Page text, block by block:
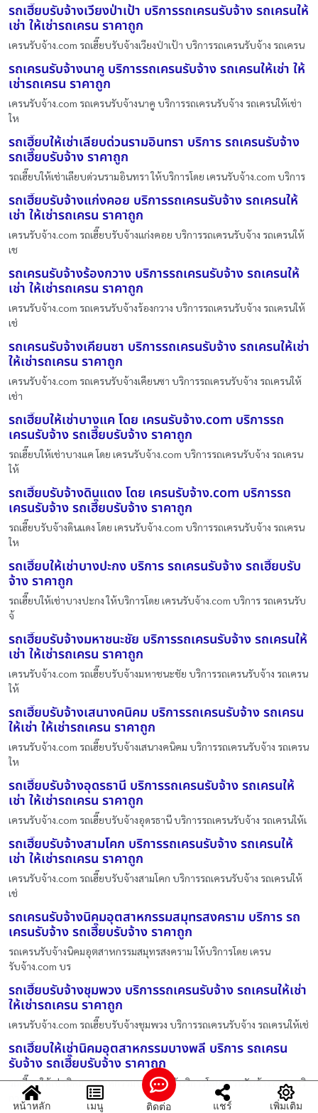
รถเฮี๊ยบรับจ้างเวียงป่าเป้า บริการรถเครนรับจ้าง รถเครนให้
เช่า ให้เช่ารถเครน ราคาถูก
เครนรับจ้าง.com รถเฮี๊ยบรับจ้างเวียงป่าเป้า บริการรถเครนรับจ้าง รถเครน
รถเครนรับจ้างนาคู บริการรถเครนรับจ้าง รถเครนให้เช่า ให้
เช่ารถเครน ราคาถูก
เครนรับจ้าง.com รถเครนรับจ้างนาคู บริการรถเครนรับจ้าง รถเครนให้เช่า
ให
รถเฮี๊ยบให้เช่าเลียบด่วนรามอินทรา บริการ รถเครนรับจ้าง
รถเฮี๊ยบรับจ้าง ราคาถูก
รถเฮี๊ยบให้เช่าเลียบด่วนรามอินทรา ให้บริการโดย เครนรับจ้าง.com บริการ
รถเฮี๊ยบรับจ้างแก่งคอย บริการรถเครนรับจ้าง รถเครนให้
เช่า ให้เช่ารถเครน ราคาถูก
เครนรับจ้าง.com รถเฮี๊ยบรับจ้างแก่งคอย บริการรถเครนรับจ้าง รถเครนให้
เช
รถเครนรับจ้างร้องกวาง บริการรถเครนรับจ้าง รถเครนให้
เช่า ให้เช่ารถเครน ราคาถูก
เครนรับจ้าง.com รถเครนรับจ้างร้องกวาง บริการรถเครนรับจ้าง รถเครนให้
เช่
รถเครนรับจ้างเคียนซา บริการรถเครนรับจ้าง รถเครนให้เช่า
ให้เช่ารถเครน ราคาถูก
เครนรับจ้าง.com รถเครนรับจ้างเคียนซา บริการรถเครนรับจ้าง รถเครนให้
เช่า
รถเฮี๊ยบให้เช่าบางแค โดย เครนรับจ้าง.com บริการรถ
เครนรับจ้าง รถเฮี๊ยบรับจ้าง ราคาถูก
รถเฮี๊ยบให้เช่าบางแค โดย เครนรับจ้าง.com บริการรถเครนรับจ้าง รถเครน
ให้
รถเฮี๊ยบรับจ้างดินแดง โดย เครนรับจ้าง.com บริการรถ
เครนรับจ้าง รถเฮี๊ยบรับจ้าง ราคาถูก
รถเฮี๊ยบรับจ้างดินแดง โดย เครนรับจ้าง.com บริการรถเครนรับจ้าง รถเครน
ให
รถเฮี๊ยบให้เช่าบางปะกง บริการ รถเครนรับจ้าง รถเฮี๊ยบรับ
จ้าง ราคาถูก
รถเฮี๊ยบให้เช่าบางปะกง ให้บริการโดย เครนรับจ้าง.com บริการ รถเครนรับ
จ้
รถเฮี๊ยบรับจ้างมหาชนะชัย บริการรถเครนรับจ้าง รถเครนให้
เช่า ให้เช่ารถเครน ราคาถูก
เครนรับจ้าง.com รถเฮี๊ยบรับจ้างมหาชนะชัย บริการรถเครนรับจ้าง รถเครน
ให้
รถเฮี๊ยบรับจ้างเสนางคนิคม บริการรถเครนรับจ้าง รถเครน
ให้เช่า ให้เช่ารถเครน ราคาถูก
เครนรับจ้าง.com รถเฮี๊ยบรับจ้างเสนางคนิคม บริการรถเครนรับจ้าง รถเครน
ให
รถเฮี๊ยบรับจ้างอุดรธานี บริการรถเครนรับจ้าง รถเครนให้
เช่า ให้เช่ารถเครน ราคาถูก
เครนรับจ้าง.com รถเฮี๊ยบรับจ้างอุดรธานี บริการรถเครนรับจ้าง รถเครนให้เ
รถเฮี๊ยบรับจ้างสามโคก บริการรถเครนรับจ้าง รถเครนให้
เช่า ให้เช่ารถเครน ราคาถูก
เครนรับจ้าง.com รถเฮี๊ยบรับจ้างสามโคก บริการรถเครนรับจ้าง รถเครนให้
เช่
รถเครนรับจ้างนิคมอุตสาหกรรมสมุทรสงคราม บริการ รถ
เครนรับจ้าง รถเฮี๊ยบรับจ้าง ราคาถูก
รถเครนรับจ้างนิคมอุตสาหกรรมสมุทรสงคราม ให้บริการโดย เครน
รับจ้าง.com บร
รถเฮี๊ยบรับจ้างชุมพวง บริการรถเครนรับจ้าง รถเครนให้เช่า
ให้เช่ารถเครน ราคาถูก
เครนรับจ้าง.com รถเฮี๊ยบรับจ้างชุมพวง บริการรถเครนรับจ้าง รถเครนให้เช่
รถเฮี๊ยบให้เช่านิคมอุตสาหกรรมบางพลี บริการ รถเครน
รับจ้าง รถเฮี๊ยบรับจ้าง ราคาถูก
รถเฮี๊ยบให้เช่านิคมอุตสาหกรรมบางพลี ให้บริการโดย เครนรับจ้าง.com บริ
หน้าหลัก เมนู ติดต่อ แชร์ เพิ่มเติม